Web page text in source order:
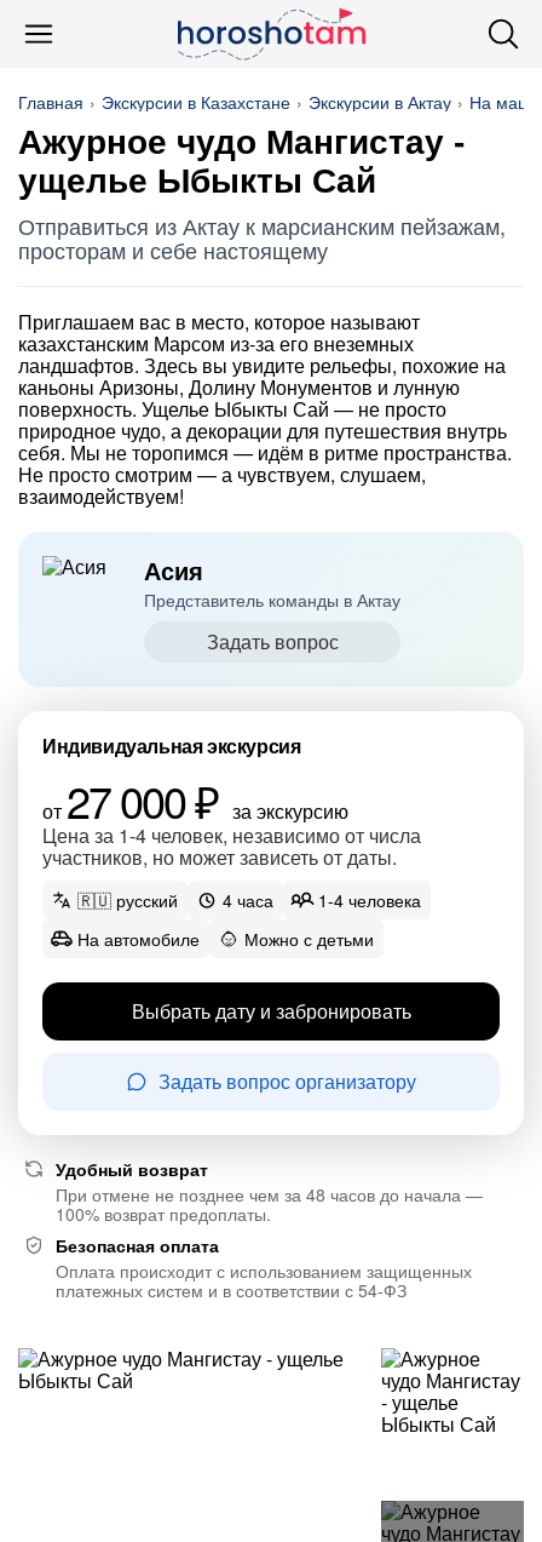
Главная Экскурсии в Казахстане Экскурсии в Актау На
Ажурное чудо Мангистау -
ущелье Ыбыкты Сай
Отправиться из Актау к марсианским пейзажам,
просторам и себе настоящему
Приглашаем вас в место, которое называют
казахстанским Марсом из-за его внеземных
ландшафтов. Здесь вы увидите рельефы, похожие на
каньоны Аризоны, Долину Монументов и лунную
поверхность. Ущелье Ыбыкты Сай — не просто
природное чудо, а декорации для путешествия внутрь
себя. Мы не торопимся — идём в ритме пространства.
Не просто смотрим — а чувствуем, слушаем,
взаимодействуем!
Асия
Представитель команды в Актау
Задать вопрос
Индивидуальная экскурсия
от 27 000 ₽ за экскурсию
Цена за 1-4 человек, независимо от числа
участников, но может зависеть от даты.
🇷🇺 русский 4 часа
1-4 человека
На автомобиле
Можно с детьми
Выбрать дату и забронировать
Задать вопрос организатору
Удобный возврат
При отмене не позднее чем за 48 часов до начала —
100% возврат предоплаты.
Безопасная оплата
Оплата происходит с использованием защищенных
платежных систем и в соответствии с 54-ФЗ